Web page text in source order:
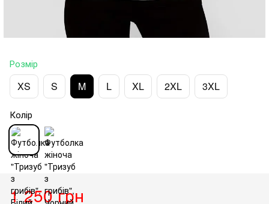
Розмір
XS S M L XL 2XL 3XL
Колір
1 250 грн